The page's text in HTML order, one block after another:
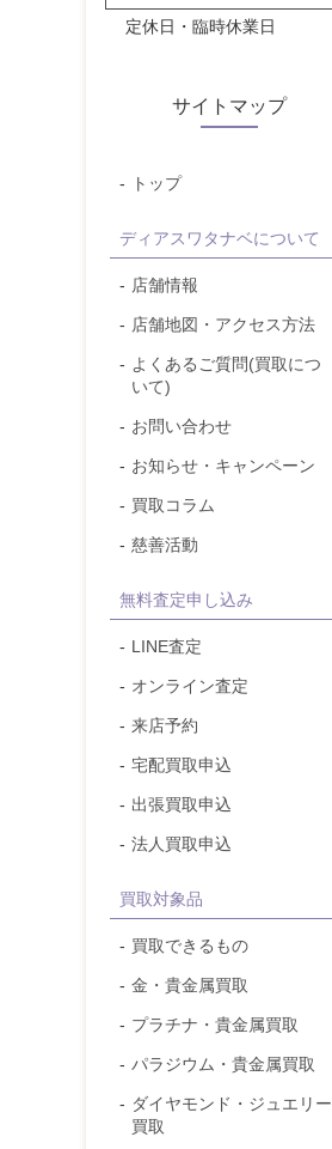
定休日・臨時休業日
サイトマップ
トップ
ディアスワタナベについて
店舗情報
店舗地図・アクセス方法
よくあるご質問(買取につ
いて)
お問い合わせ
お知らせ・キャンペーン
買取コラム
慈善活動
無料査定申し込み
LINE査定
オンライン査定
来店予約
宅配買取申込
出張買取申込
法人買取申込
買取対象品
買取できるもの
金・貴金属買取
プラチナ・貴金属買取
パラジウム・貴金属買取
ダイヤモンド ・ジュエリー
買取